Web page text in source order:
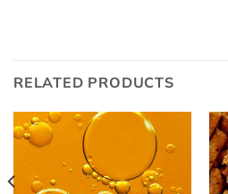
RELATED PRODUCTS